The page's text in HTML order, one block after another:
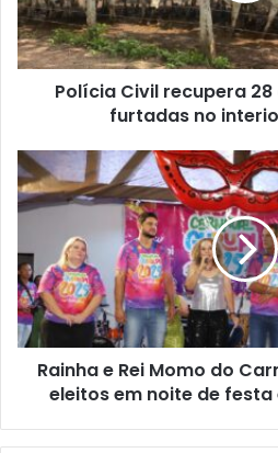
Polícia Civil recupera
furtadas no
Rainha e Rei Momo do
eleitos em noite de